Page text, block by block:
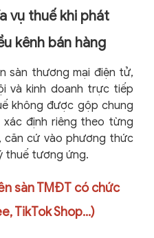
vụ thuế khi phát
kênh bán hàng
sàn thương mại điện tử,
và kinh doanh trực tiếp
không được gộp chung
định riêng theo từng
căn cứ vào phương thức
thuế tương ứng.
sàn TMĐT có chức
TikTok Shop…)